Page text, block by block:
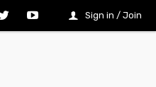
Sign in / Join